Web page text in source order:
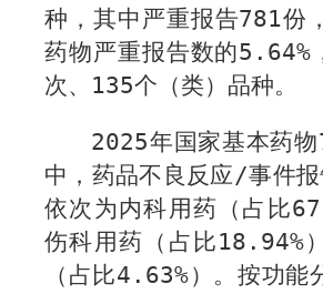
种，其中严重报告781份
药物严重报告数的5.64%
次、 135个（类）品种。
2025年国家基本药物
中，药品不良反应/事件
依次为内科用药（占比
伤科用药（占比18 .94%
（占比4 . 63%）。按功能